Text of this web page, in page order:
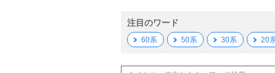
注目のワード
60系 50系 30系 20